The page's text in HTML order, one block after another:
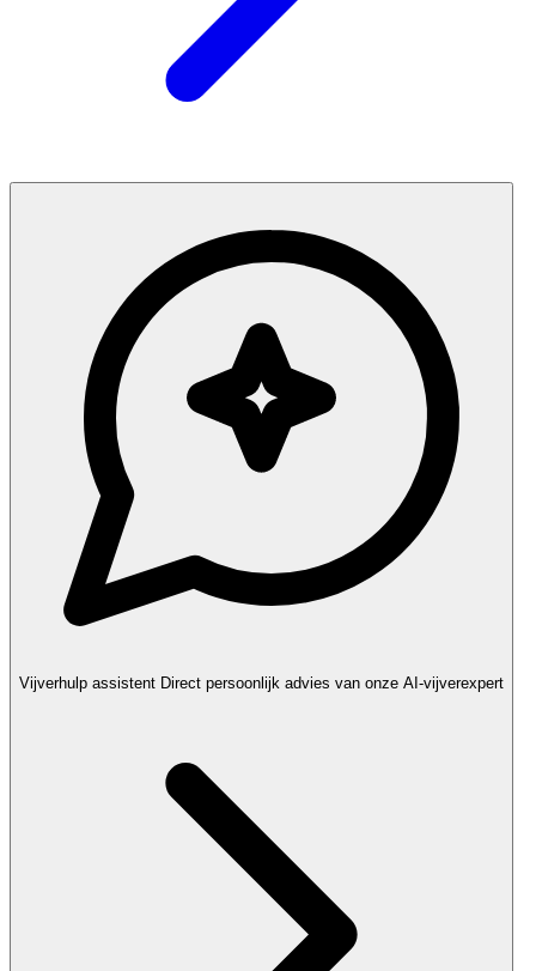
Vijverhulp assistent Direct persoonlijk advies van onze AI-vijverexpert